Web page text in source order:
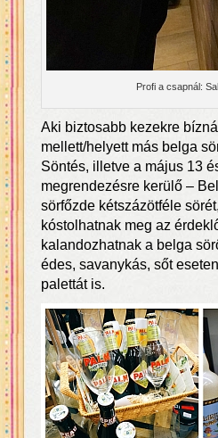
Profi a csapnál:
Aki biztosabb kezekre
mellett/helyett más belga
Söntés, illetve a május 13
megrendezésre kerülő –
sörfőzde kétszázötféle
kóstolhatnak meg az
kalandozhatnak a belga
édes, savanykás, sőt
palettát is.